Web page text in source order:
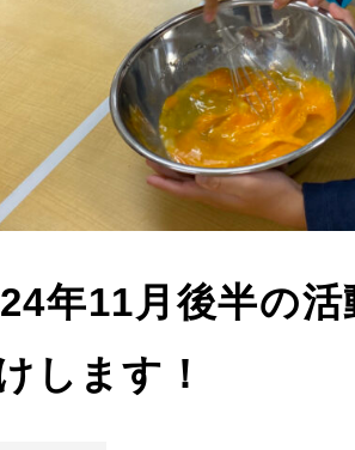
年11月後半の
します！